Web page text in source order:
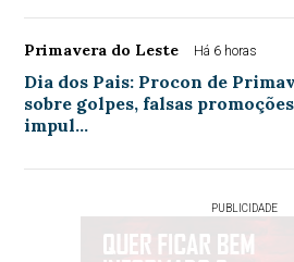
Primavera do Leste Há 6 horas
Dia dos Pais: Procon de
sobre golpes, falsas
impul…
PUBLICIDADE